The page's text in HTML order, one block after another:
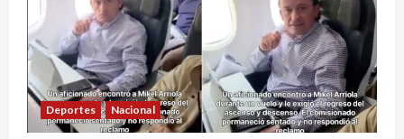
Deportes Nacional